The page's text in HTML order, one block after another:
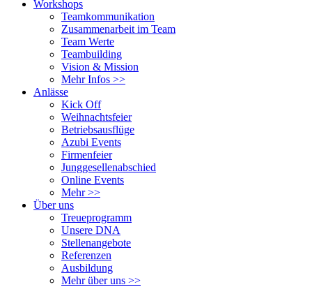
Workshops
Teamkommunikation
Zusammenarbeit im Team
Team Werte
Teambuilding
Vision & Mission
Mehr Infos >>
Anlässe
Kick Off
Weihnachtsfeier
Betriebsausflüge
Azubi Events
Firmenfeier
Junggesellenabschied
Online Events
Mehr >>
Über uns
Treueprogramm
Unsere DNA
Stellenangebote
Referenzen
Ausbildung
Mehr über uns >>